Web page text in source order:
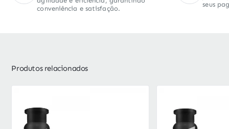
conveniência e satisfação.
seus
Produtos relacionados